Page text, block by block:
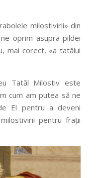
milostivirii» din
oprim asupra pildei
mai corect, «a tatălui
Tatăl Milostiv este
cum am putea să ne
El pentru a deveni
pentru frații